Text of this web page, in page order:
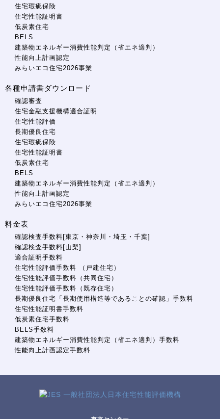
住宅瑕疵保険
住宅性能証明書
低炭素住宅
BELS
建築物エネルギー消費性能判定（省エネ適判）
性能向上計画認定
みらいエコ住宅2026事業
各種申請書ダウンロード
確認審査
住宅金融支援機構適合証明
住宅性能評価
長期優良住宅
住宅瑕疵保険
住宅性能証明書
低炭素住宅
BELS
建築物エネルギー消費性能判定（省エネ適判）
性能向上計画認定
みらいエコ住宅2026事業
料金表
確認検査手数料[東京・神奈川・埼玉・千葉]
確認検査手数料[山梨]
適合証明手数料
住宅性能評価手数料 （戸建住宅）
住宅性能評価手数料（共同住宅）
住宅性能評価手数料（既存住宅）
長期優良住宅「長期使用構造等であることの確認」手数料
住宅性能証明書手数料
低炭素住宅手数料
BELS手数料
建築物エネルギー消費性能判定（省エネ適判）手数料
性能向上計画認定手数料